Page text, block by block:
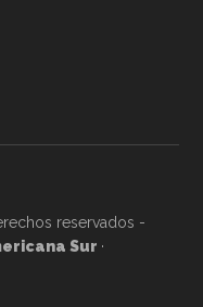
reservados -
Sur ·